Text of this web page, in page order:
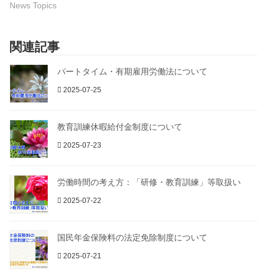
News Topics
関連記事
パートタイム・有期雇用労働法について
2025-07-25
教育訓練休暇給付金制度について
2025-07-23
労働時間の考え方：「研修・教育訓練」等取扱い
2025-07-22
国民年金保険料の法定免除制度について
2025-07-21